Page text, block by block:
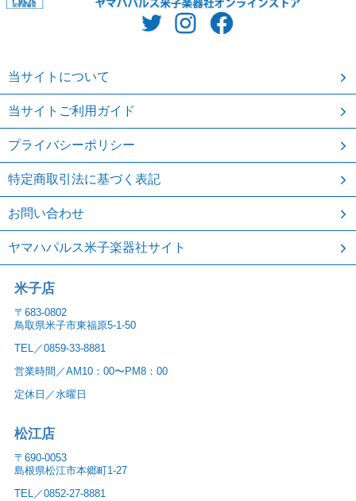
当サイトについて
当サイトご利用ガイド
プライバシーポリシー
特定商取引法に基づく表記
お問い合わせ
ヤマハパルス米子楽器社サイト
米子店
〒683-0802
鳥取県米子市東福原5-1-50
TEL／0859-33-8881
営業時間／AM10：00〜PM8：00
定休日／水曜日
松江店
〒690-0053
島根県松江市本郷町1-27
TEL／0852-27-8881